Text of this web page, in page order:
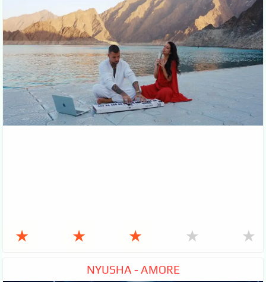
★ ★ ★ ★ ★
NYUSHA - AMORE